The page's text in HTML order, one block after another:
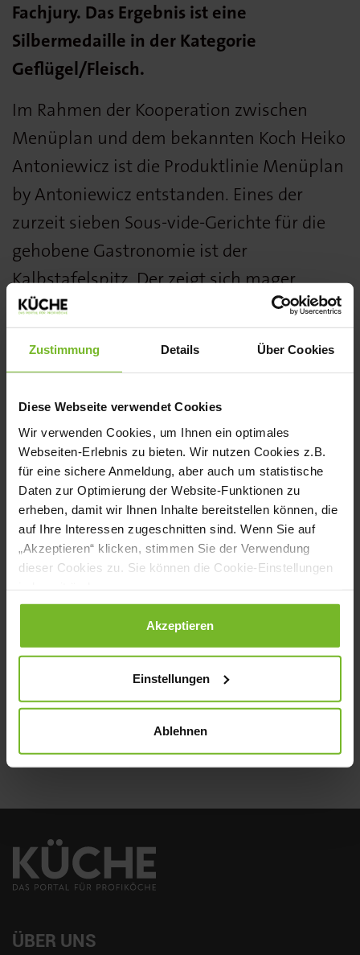
Zustimmung Details Über Cookies
Diese Webseite verwendet Cookies
Wir verwenden Cookies, um Ihnen ein optimales
Webseiten-Erlebnis zu bieten. Wir nutzen Cookies z.B.
für eine sichere Anmeldung, aber auch um statistische
Daten zur Optimierung der Website-Funktionen zu
erheben, damit wir Ihnen Inhalte bereitstellen können, die
auf Ihre Interessen zugeschnitten sind. Wenn Sie auf
„Akzeptieren“ klicken, stimmen Sie der Verwendung
dieser Cookies zu. Sie können die Cookie-Einstellungen
Datenschutzerklärung|Impressum
Akzeptieren
Einstellungen
Ablehnen
Fachjury. Das Ergebnis ist eine
Silbermedaille in der Kategorie
Geflügel/Fleisch.
Im Rahmen der Kooperation zwischen
Menüplan und dem bekannten Koch Heiko
Antoniewicz ist die Produktlinie Menüplan
by Antoniewicz entstanden. Eines der
zurzeit sieben Sous-vide-Gerichte für die
gehobene Gastronomie ist der
Kalbstafelspitz. Der zeigt sich mager,
butterzart, mild im Geschmack und
rosarot in der Farbe. Je nach Belieben
können dazu zum Beispiel grünes
Durch eine exakte Kalkulationsbasis lässt
sich jedes Gericht einfach kalkulieren, was
Geld und Zeit spart.
Weitere Informationen finden Siehier.
NEWSLETTER
ÜBER UNS